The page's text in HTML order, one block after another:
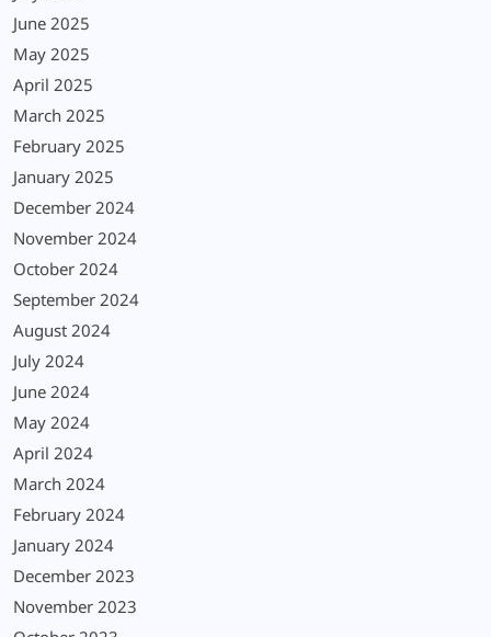
June 2025
May 2025
April 2025
March 2025
February 2025
January 2025
December 2024
November 2024
October 2024
September 2024
August 2024
July 2024
June 2024
May 2024
April 2024
March 2024
February 2024
January 2024
December 2023
November 2023